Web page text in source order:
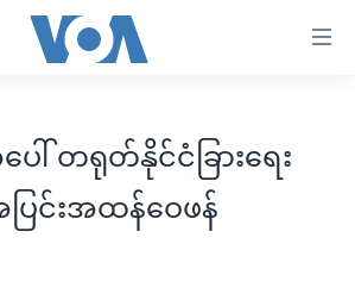
ါ် တရုတ်နိုင်ငံခြားရေး
ြင်းအထန်ဝေဖန်